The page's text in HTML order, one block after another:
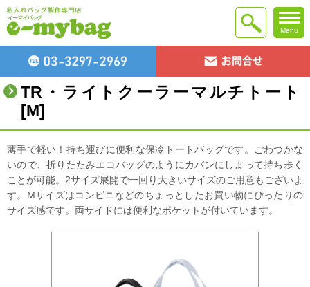
Menu
TR・ライトクーラーマルチトート
[M]
薄手で軽い！持ち運びに便利な保冷トートバッグです。ごわつかな
いので、折りたたみエコバッグのようにカバンにしまって持ち歩く
ことが可能。2サイズ展開で一回り大きいサイズのご用意もございま
す。Mサイズはコンビニなどのちょっとしたお買い物にぴったりの
サイズ感です。両サイドには便利なポケットが付いています。